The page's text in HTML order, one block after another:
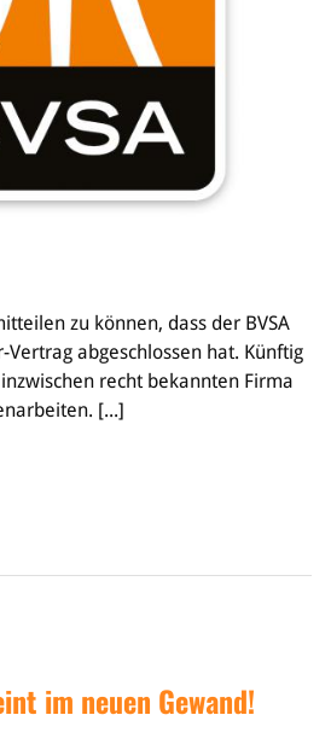
zu können, dass der BVSA
abgeschlossen hat. Künftig
recht bekannten Firma
[...]
im neuen Gewand!